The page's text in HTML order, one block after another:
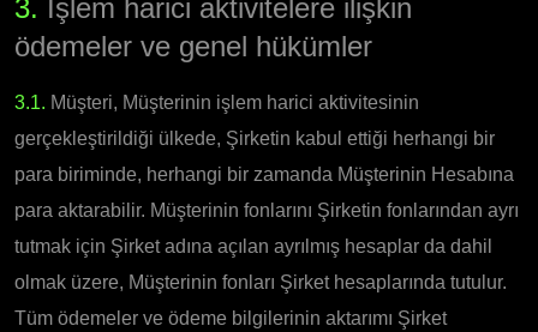
3. İşlem harici aktivitelere ilişkin
ödemeler ve genel hükümler
3.1. Müşteri, Müşterinin işlem harici aktivitesinin
gerçekleştirildiği ülkede, Şirketin kabul ettiği herhangi bir
para biriminde, herhangi bir zamanda Müşterinin Hesabına
para aktarabilir. Müşterinin fonlarını Şirketin fonlarından ayrı
tutmak için Şirket adına açılan ayrılmış hesaplar da dahil
olmak üzere, Müşterinin fonları Şirket hesaplarında tutulur.
Tüm ödemeler ve ödeme bilgilerinin aktarımı Şirket